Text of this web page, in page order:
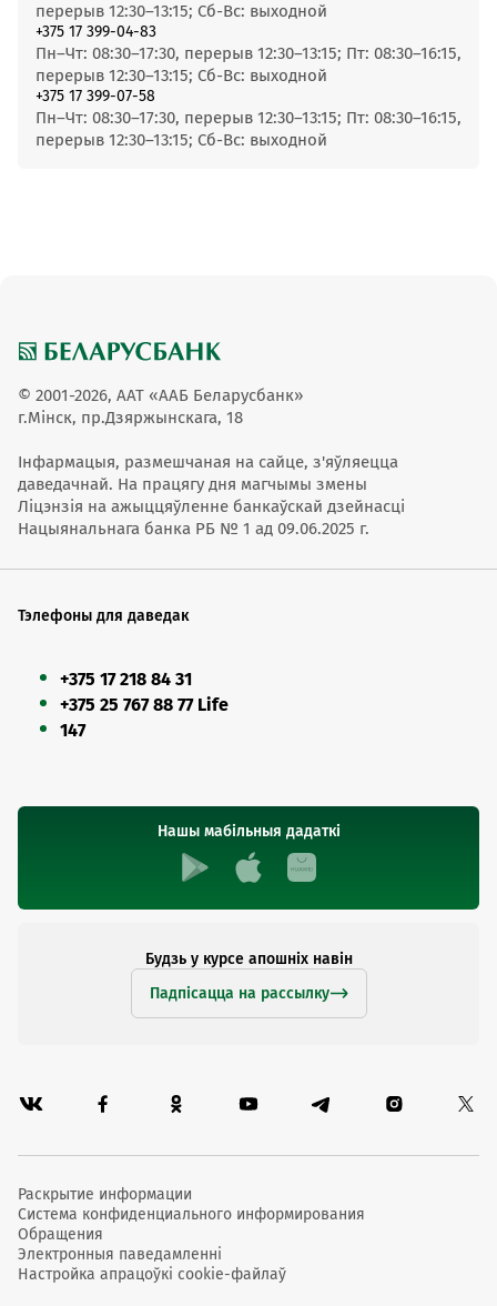
перерыв 12:30–13:15; Сб-Вс: выходной
+375 17 399-04-83
Пн–Чт: 08:30–17:30, перерыв 12:30–13:15; Пт: 08:30–16:15,
перерыв 12:30–13:15; Сб-Вс: выходной
+375 17 399-07-58
Пн–Чт: 08:30–17:30, перерыв 12:30–13:15; Пт: 08:30–16:15,
перерыв 12:30–13:15; Сб-Вс: выходной
© 2001-2026, ААТ «ААБ Беларусбанк»
г.Мінск, пр.Дзяржынскага, 18
Інфармацыя, размешчаная на сайце, з'яўляецца
даведачнай. На працягу дня магчымы змены
Ліцэнзія на ажыццяўленне банкаўскай дзейнасці
Нацыянальнага банка РБ № 1 ад 09.06.2025 г.
Тэлефоны для даведак
+375 17 218 84 31
+375 25 767 88 77 Life
147
Нашы мабільныя дадаткі
Будзь у курсе апошніх навін
Падпісацца на рассылку
Раскрытие информации
Система конфиденциального информирования
Обращения
Электронныя паведамленні
Настройка апрацоўкі cookie-файлаў